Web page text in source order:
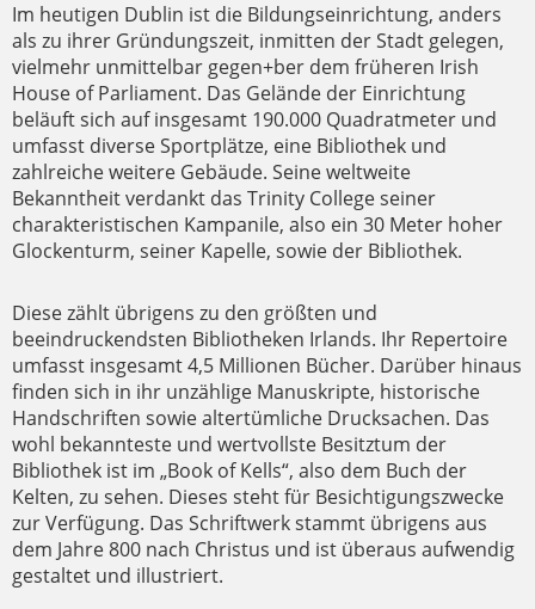
Im heutigen Dublin ist die Bildungseinrichtung, anders
als zu ihrer Gründungszeit, inmitten der Stadt gelegen,
vielmehr unmittelbar gegen+ber dem früheren Irish
House of Parliament. Das Gelände der Einrichtung
beläuft sich auf insgesamt 190.000 Quadratmeter und
umfasst diverse Sportplätze, eine Bibliothek und
zahlreiche weitere Gebäude. Seine weltweite
Bekanntheit verdankt das Trinity College seiner
charakteristischen Kampanile, also ein 30 Meter hoher
Glockenturm, seiner Kapelle, sowie der Bibliothek.
Diese zählt übrigens zu den größten und
beeindruckendsten Bibliotheken Irlands. Ihr Repertoire
umfasst insgesamt 4,5 Millionen Bücher. Darüber hinaus
finden sich in ihr unzählige Manuskripte, historische
Handschriften sowie altertümliche Drucksachen. Das
wohl bekannteste und wertvollste Besitztum der
Bibliothek ist im „Book of Kells“, also dem Buch der
Kelten, zu sehen. Dieses steht für Besichtigungszwecke
zur Verfügung. Das Schriftwerk stammt übrigens aus
dem Jahre 800 nach Christus und ist überaus aufwendig
gestaltet und illustriert.